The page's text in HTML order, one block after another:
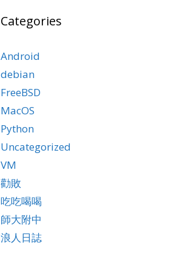
Categories
Android
debian
FreeBSD
MacOS
Python
Uncategorized
VM
勸敗
吃吃喝喝
師大附中
浪人日誌